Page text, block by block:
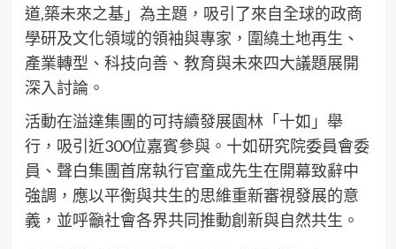
道,築未來之基」為主題，吸引了來自全球的政商
學研及文化領域的領袖與專家，圍繞土地再生、
產業轉型、科技向善、教育與未來四大議題展開
深入討論。
活動在溢達集團的可持續發展園林「十如」舉
行，吸引近300位嘉賓參與。十如研究院委員會委
員、聲白集團首席執行官童成先生在開幕致辭中
強調，應以平衡與共生的思維重新審視發展的意
義，並呼籲社會各界共同推動創新與自然共生。